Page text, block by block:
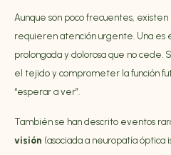
Aunque son poco frecuentes,
requieren atención urgente. Una es
prolongada y dolorosa que no cede.
el tejido y comprometer la función
“esperar a ver”.
También se han descrito eventos
visión (asociada a neuropatía